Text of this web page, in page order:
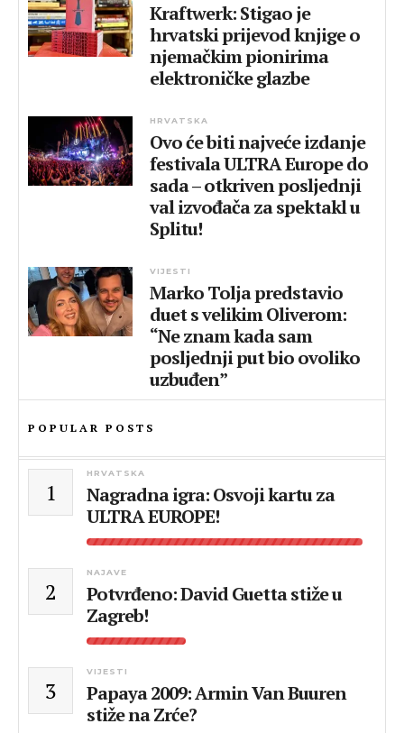
Kraftwerk: Stigao je
hrvatski prijevod knjige o
njemačkim pionirima
elektroničke glazbe
HRVATSKA
Ovo će biti najveće izdanje
festivala ULTRA Europe do
sada – otkriven posljednji
val izvođača za spektakl u
Splitu!
VIJESTI
Marko Tolja predstavio
duet s velikim Oliverom:
“Ne znam kada sam
posljednji put bio ovoliko
uzbuđen”
POPULAR POSTS
1
HRVATSKA
Nagradna igra: Osvoji kartu za
ULTRA EUROPE!
2
NAJAVE
Potvrđeno: David Guetta stiže u
Zagreb!
3
VIJESTI
Papaya 2009: Armin Van Buuren
stiže na Zrće?